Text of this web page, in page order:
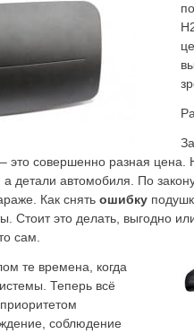
это совершенно разная
а детали автомобиля. По
Как снять ошибку
Стоит это делать, выгодно
сам.
те времена, когда
Теперь всё
соблюдение